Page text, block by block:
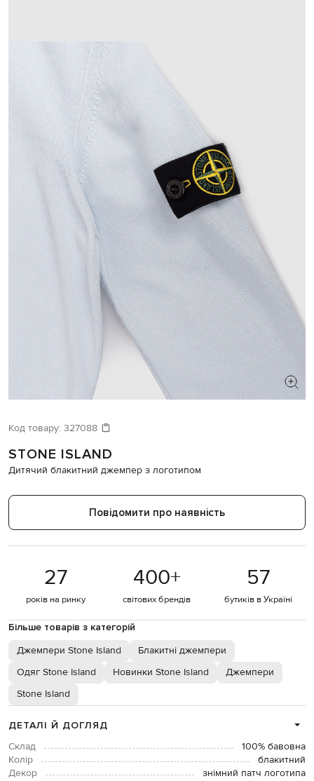
Код товару: 327088
STONE ISLAND
Дитячий блакитний джемпер з логотипом
Повідомити про наявність
27
років на ринку
400+
світових брендів
57
бутиків в Україні
Більше товарів з категорій
Джемпери Stone Island
Блакитні джемпери
Одяг Stone Island
Новинки Stone Island
Джемпери
Stone Island
ДЕТАЛІ Й ДОГЛЯД
Склад
100% бавовна
Колір
блакитний
Декор
знімний патч логотипа